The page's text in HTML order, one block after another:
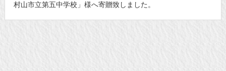
村山市立第五中学校」様へ寄贈致しました。